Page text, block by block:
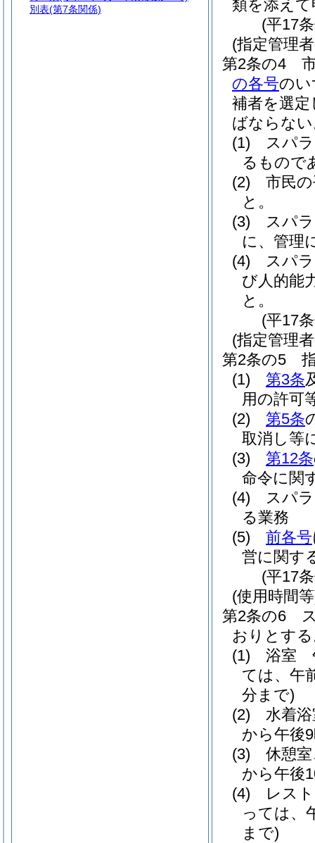
類を添え
(平17
(指定管理
第2条の4
の各号のい
補者を選
ばならな
(1)
スパ
るもので
(2)
市民
と。
(3)
スパ
に、管理
(4)
スパ
び人的能
と。
(平17
(指定管理
第2条の5
(1)
第3条
用の許可
(2)
第5条
取消し等
(3)
第12条
命令に関
(4)
スパ
る業務
(5)
前各号
営に関す
(平17
(使用時間
第2条の6
おりとす
(1)
浴室
ては、午
分まで)
(2)
水着
から午後
(3)
休憩
から午後
(4)
レス
っては、
まで)
別表(第7条関係)